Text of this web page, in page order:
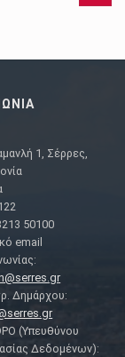
1, Σέρρες,
50100
email
Δημάρχου:
(Υπευθύνου
Δεδομένων):